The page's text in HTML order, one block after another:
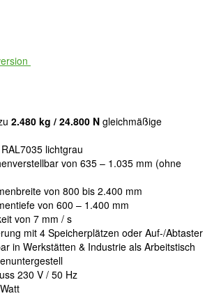
2.480 kg / 24.800 N gleichmäßige
lichtgrau
von 635 – 1.035 mm (ohne
von 800 bis 2.400 mm
von 600 – 1.400 mm
von 7 mm / s
mit 4 Speicherplätzen oder Auf-/Abtaster
in Werkstätten & Industrie als Arbeitstisch
230 V / 50 Hz